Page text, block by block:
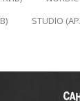
STUDIO